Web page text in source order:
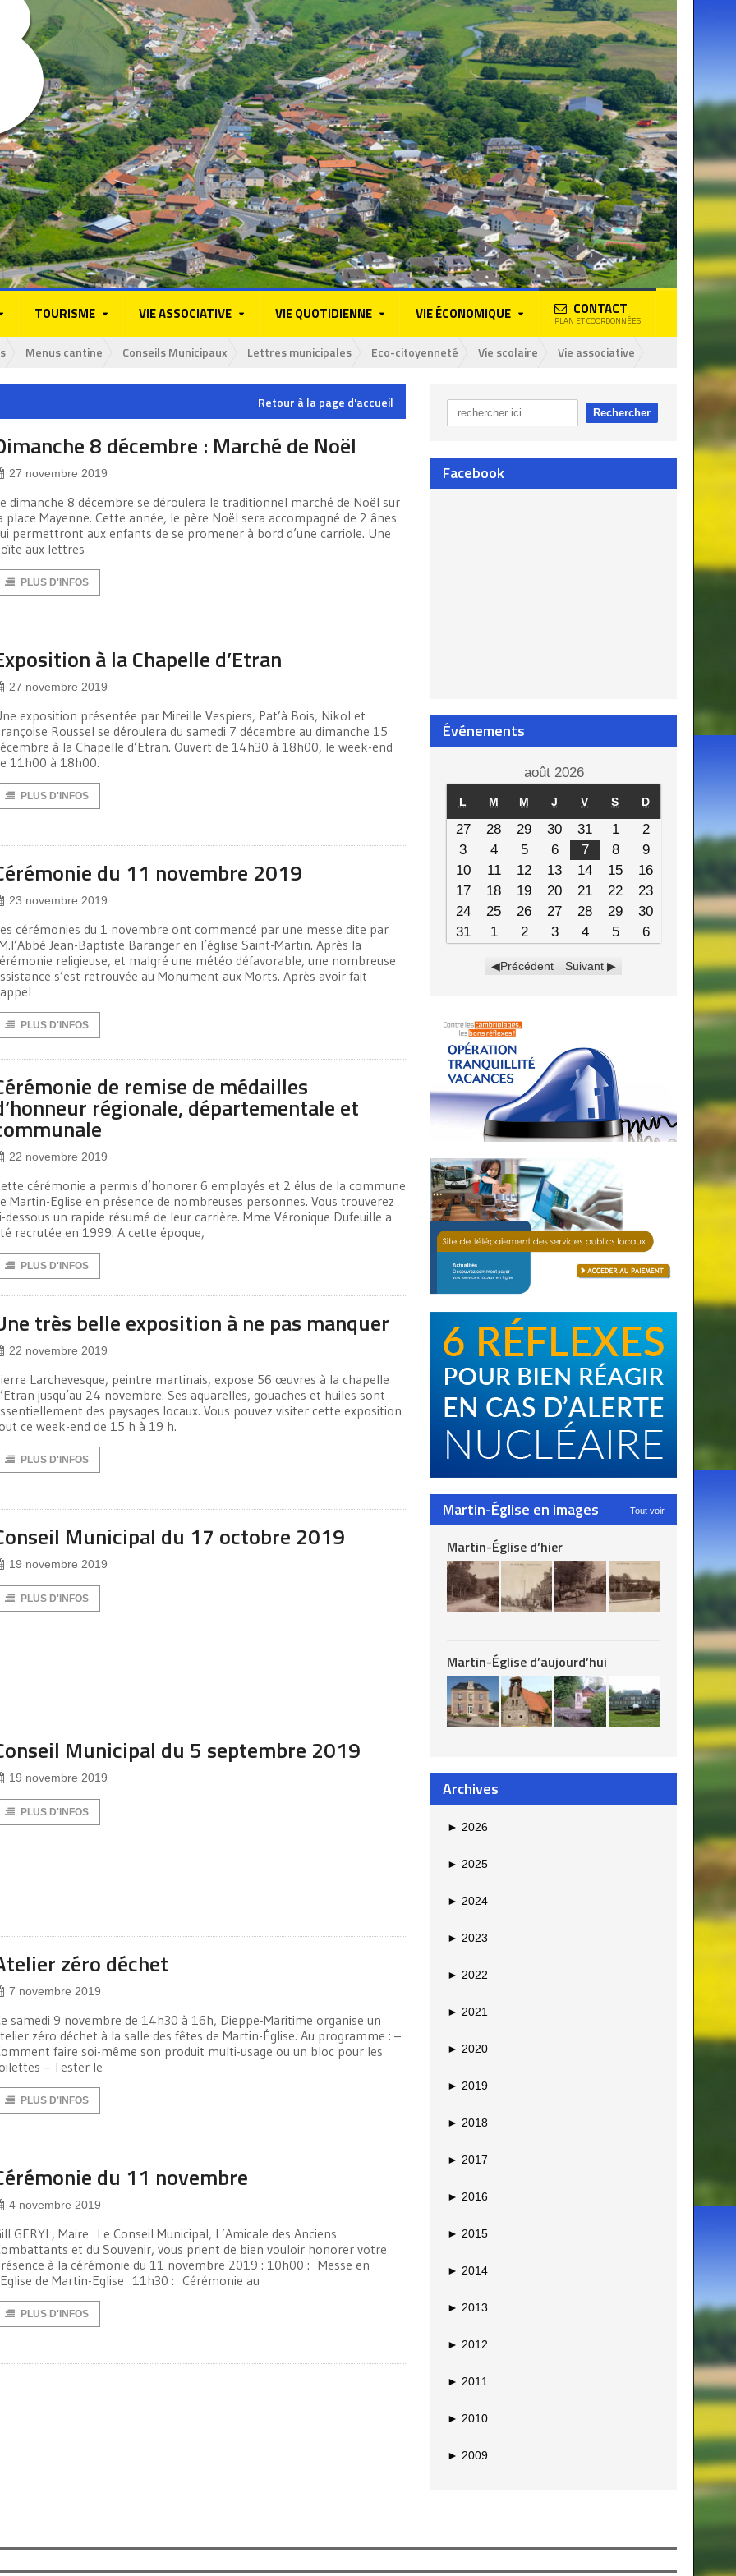
TOURISME VIE ASSOCIATIVE VIE QUOTIDIENNE VIE ÉCONOMIQUE CONTACT
PLAN ET COORDONNÉES
Menus cantine Conseils Municipaux Lettres municipales Eco-citoyenneté Vie scolaire Vie associative
Retour à la page d'accueil
8 décembre : Marché de Noël
27 novembre 2019
dimanche 8 décembre se déroulera le traditionnel marché de Noël sur
place Mayenne. Cette année, le père Noël sera accompagné de 2 ânes
permettront aux enfants de se promener à bord d’une carriole. Une
aux lettres
PLUS D'INFOS
à la Chapelle d’Etran
27 novembre 2019
exposition présentée par Mireille Vespiers, Pat’à Bois, Nikol et
Roussel se déroulera du samedi 7 décembre au dimanche 15
à la Chapelle d’Etran. Ouvert de 14h30 à 18h00, le week-end
11h00 à 18h00.
PLUS D'INFOS
du 11 novembre 2019
23 novembre 2019
cérémonies du 1 novembre ont commencé par une messe dite par
Jean-Baptiste Baranger en l’église Saint-Martin. Après la
religieuse, et malgré une météo défavorable, une nombreuse
s’est retrouvée au Monument aux Morts. Après avoir fait
PLUS D'INFOS
de remise de médailles
régionale, départementale et
22 novembre 2019
cérémonie a permis d’honorer 6 employés et 2 élus de la commune
Martin-Eglise en présence de nombreuses personnes. Vous trouverez
dessous un rapide résumé de leur carrière. Mme Véronique Dufeuille a
recrutée en 1999. A cette époque,
PLUS D'INFOS
très belle exposition à ne pas manquer
22 novembre 2019
Larchevesque, peintre martinais, expose 56 œuvres à la chapelle
jusqu’au 24 novembre. Ses aquarelles, gouaches et huiles sont
des paysages locaux. Vous pouvez visiter cette exposition
ce week-end de 15 h à 19 h.
PLUS D'INFOS
Municipal du 17 octobre 2019
19 novembre 2019
PLUS D'INFOS
Municipal du 5 septembre 2019
19 novembre 2019
PLUS D'INFOS
zéro déchet
7 novembre 2019
samedi 9 novembre de 14h30 à 16h, Dieppe-Maritime organise un
zéro déchet à la salle des fêtes de Martin-Église. Au programme : –
faire soi-même son produit multi-usage ou un bloc pour les
– Tester le
PLUS D'INFOS
du 11 novembre
4 novembre 2019
GERYL, Maire Le Conseil Municipal, L’Amicale des Anciens
et du Souvenir, vous prient de bien vouloir honorer votre
à la cérémonie du 11 novembre 2019 : 10h00 : Messe en
de Martin-Eglise 11h30 : Cérémonie au
PLUS D'INFOS
Facebook
Événements
août 2026
L M M J V S D
27 28 29 30 31 1
2
3
4 5 6 7 8
9
10
11 12 13 14 15
16
17
18 19 20 21 22
23
24
25 26 27 28 29
30
31
1 2 3 4 5 6
Précédent Suivant
Martin-Église en images Tout voir
Martin-Église d’hier
Martin-Église d’aujourd’hui
Archives
► 2026
► 2025
► 2024
► 2023
► 2022
► 2021
► 2020
► 2019
► 2018
► 2017
► 2016
► 2015
► 2014
► 2013
► 2012
► 2011
► 2010
► 2009